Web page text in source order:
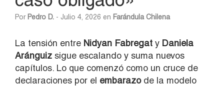
Por Pedro D. - Julio 4, 2026 en Farándula Chilena
La tensión entre Nidyan Fabregat y Daniela
Aránguiz sigue escalando y suma nuevos
capítulos. Lo que comenzó como un cruce de
declaraciones por el embarazode la modelo